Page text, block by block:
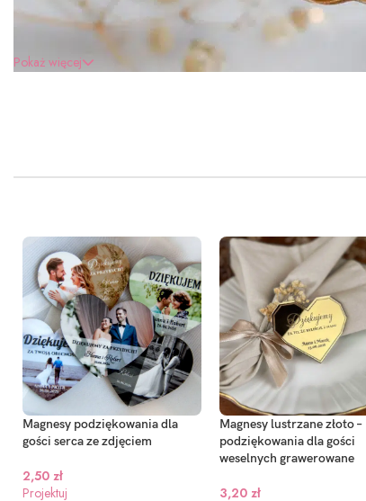
Pokaż więcej
Magnesy podziękowania dla
gości serca ze zdjęciem
2,50 zł
Projektuj
Magnesy lustrzane złoto –
podziękowania dla gości
weselnych grawerowane
3,20 zł